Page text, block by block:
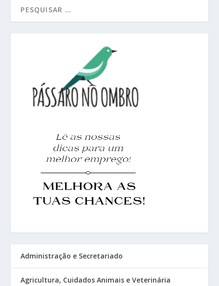
Administração e Secretariado
Agricultura, Cuidados Animais e Veterinária